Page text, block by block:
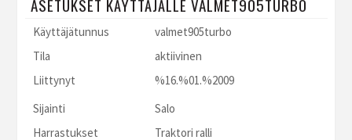
ASETUKSET KÄYTTÄJÄLLE VALMET905TURBO
Käyttäjätunnus
valmet905turbo
Tila
aktiivinen
Liittynyt
%16.%01.%2009
Sijainti
Salo
Harrastukset
Traktori ralli